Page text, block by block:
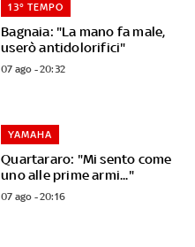
Bagnaia: "La mano fa male,
userò antidolorifici"
13° TEMPO
07 ago - 20:32
Quartararo: "Mi sento come
uno alle prime armi..."
YAMAHA
07 ago - 20:16